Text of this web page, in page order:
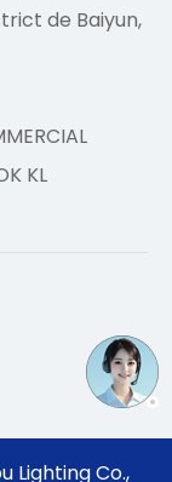
de Baiyun,
KL
Lighting Co.,